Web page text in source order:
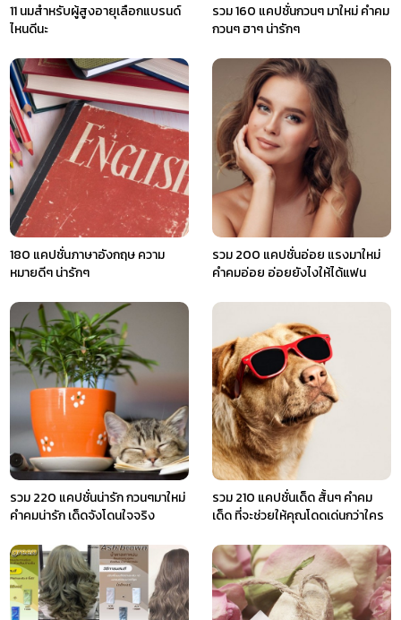
11 นมสำหรับผู้สูงอายุเลือกแบรนด์
ไหนดีนะ
รวม 160 แคปชั่นกวนๆ มาใหม่ คําคม
กวนๆ ฮาๆ น่ารักๆ
180 แคปชั่นภาษาอังกฤษ ความ
หมายดีๆ น่ารักๆ
รวม 200 แคปชั่นอ่อย แรงมาใหม่
คำคมอ่อย อ่อยยังไงให้ได้แฟน
รวม 220 แคปชั่นน่ารัก กวนๆมาใหม่
คำคมน่ารัก เด็ดจังโดนใจจริง
รวม 210 แคปชั่นเด็ด สั้นๆ คำคม
เด็ด ที่จะช่วยให้คุณโดดเด่นกว่าใคร